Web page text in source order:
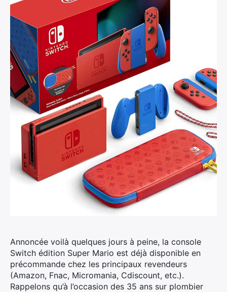
Annoncée voilà quelques jours à peine, la console
Switch édition Super Mario est déjà disponible en
précommande chez les principaux revendeurs
(Amazon, Fnac, Micromania, Cdiscount, etc.).
Rappelons qu’à l’occasion des 35 ans sur plombier